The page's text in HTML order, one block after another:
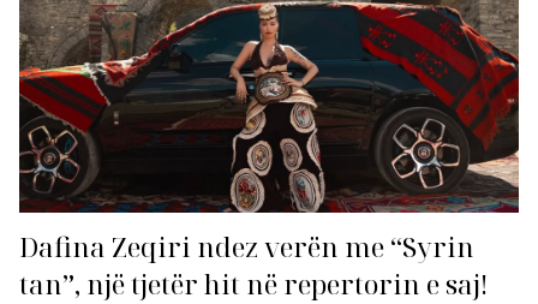
Dafina Zeqiri ndez verën me “Syrin
tan”, një tjetër hit në repertorin e saj!